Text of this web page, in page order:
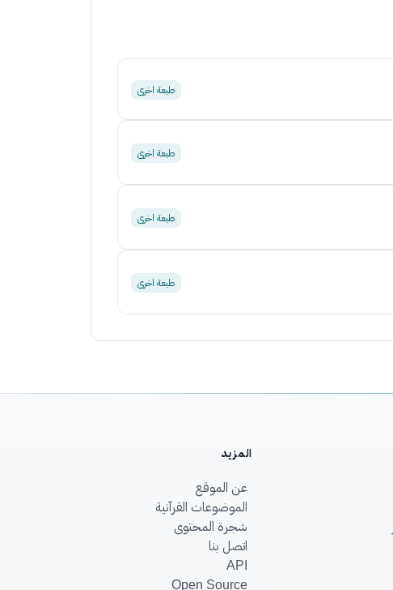
طبعة اخرى
طبعة اخرى
طبعة اخرى
طبعة اخرى
المزيد
عن الموقع
الموضوعات القرآنية
شجرة المحتوى
اتصل بنا
API
Open Source